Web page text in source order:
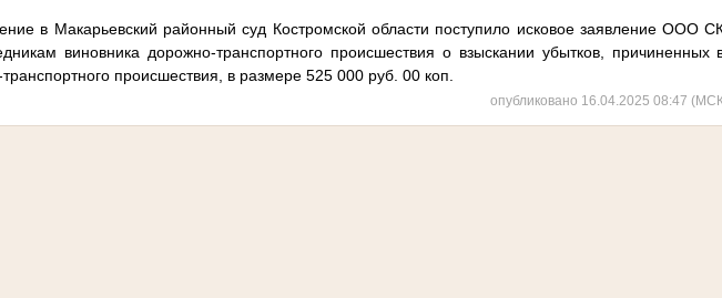
в Макарьевский районный суд Костромской области поступило исковое заявление ООО
виновника дорожно-транспортного происшествия о взыскании убытков, причиненных
происшествия, в размере 525 000 руб. 00 коп.
опубликовано 16.04.2025 08:47